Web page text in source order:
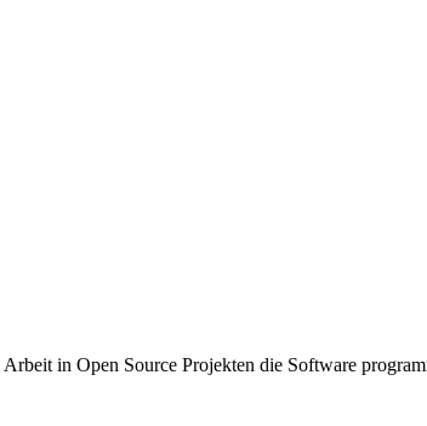
Arbeit in Open Source Projekten die Software